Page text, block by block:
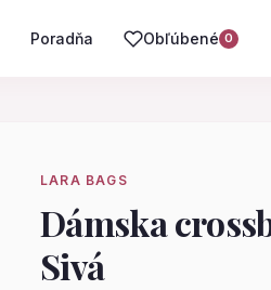
Poradňa Obľúbené 0
LARA BAGS
Dámska
Sivá